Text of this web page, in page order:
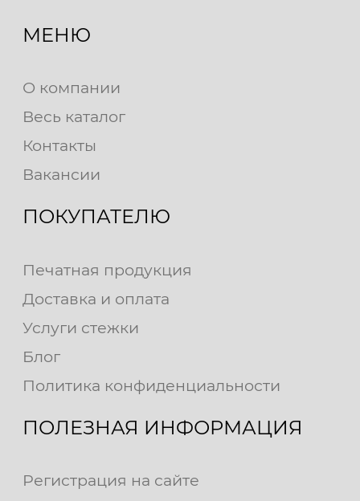
МЕНЮ
О компании
Весь каталог
Контакты
Вакансии
ПОКУПАТЕЛЮ
Печатная продукция
Доставка и оплата
Услуги стежки
Блог
Политика конфиденциальности
ПОЛЕЗНАЯ ИНФОРМАЦИЯ
Регистрация на сайте